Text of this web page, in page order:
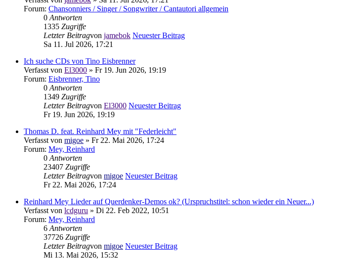
Forum: Chansonniers / Singer / Songwriter / Cantautori allgemein
0 Antworten
1335 Zugriffe
Letzter Beitragvon jamebok Neuester Beitrag
Sa 11. Jul 2026, 17:21
Ich suche CDs von Tino Eisbrenner
Verfasst von El3000 » Fr 19. Jun 2026, 19:19
Forum: Eisbrenner, Tino
0 Antworten
1349 Zugriffe
Letzter Beitragvon El3000 Neuester Beitrag
Fr 19. Jun 2026, 19:19
Thomas D. feat. Reinhard Mey mit "Federleicht"
Verfasst von migoe » Fr 22. Mai 2026, 17:24
Forum: Mey, Reinhard
0 Antworten
23407 Zugriffe
Letzter Beitragvon migoe Neuester Beitrag
Fr 22. Mai 2026, 17:24
Reinhard Mey Lieder auf Querdenker-Demos ok? (Urspruchstitel: schon wieder ein Neuer...)
Verfasst von lcdguru » Di 22. Feb 2022, 10:51
Forum: Mey, Reinhard
6 Antworten
37726 Zugriffe
Letzter Beitragvon migoe Neuester Beitrag
Mi 13. Mai 2026, 15:32